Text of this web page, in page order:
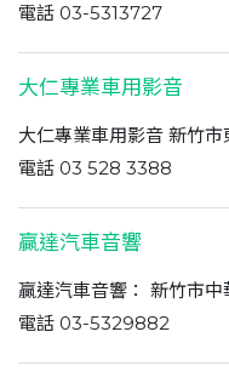
電話 03-5313727
大仁專業車用影音
大仁專業車用影音 新竹
電話 03 528 3388
贏達汽車音響
贏達汽車音響： 新竹市
電話 03-5329882